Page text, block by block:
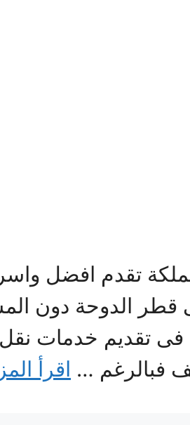
تقدم افضل
الدوحة دون
فى تقديم خدمات
فبالرغم … اقرأ